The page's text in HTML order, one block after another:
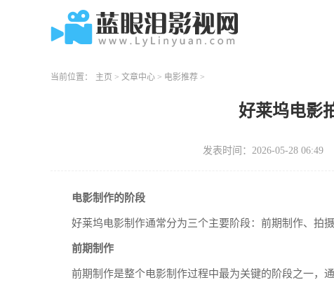
当前位置： 主页 > 文章中心 > 电影推荐 >
好莱坞电影
发表时间：2026-05-28 06:49
电影制作的阶段
好莱坞电影制作通常分为三个主要阶段：前期制作、拍摄
前期制作
前期制作是整个电影制作过程中最为关键的阶段之一，